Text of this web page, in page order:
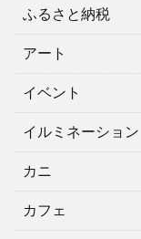
ふるさと納税
アート
イベント
イルミネーション
カニ
カフェ